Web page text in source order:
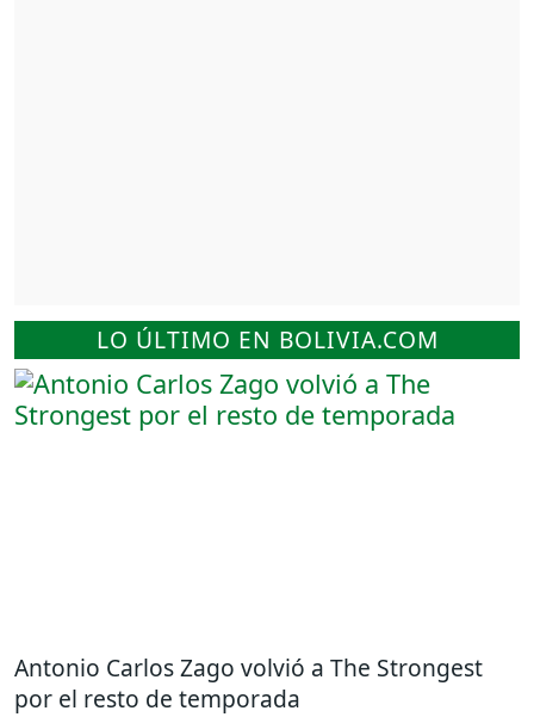
LO ÚLTIMO EN BOLIVIA.COM
Antonio Carlos Zago volvió a The Strongest
por el resto de temporada